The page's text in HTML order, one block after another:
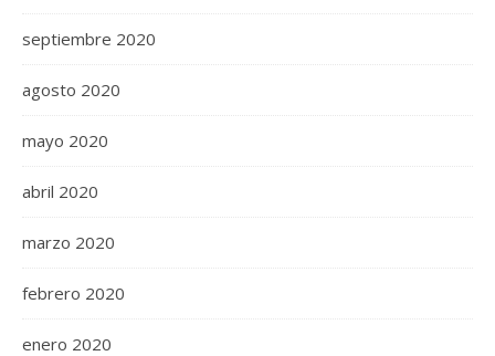
septiembre 2020
agosto 2020
mayo 2020
abril 2020
marzo 2020
febrero 2020
enero 2020